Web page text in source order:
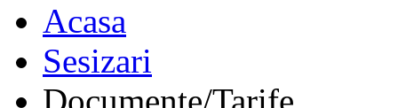
Acasa
Sesizari
Documente/Tarife